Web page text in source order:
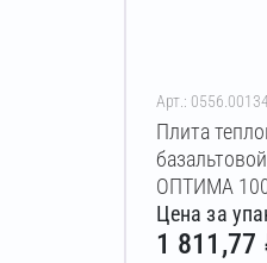
Арт.:
Плита
ОПТИМА
Цена за
1 811,77